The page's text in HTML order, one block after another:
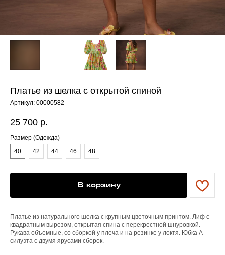
Платье из шелка с открытой спиной
Артикул: 00000582
25 700 р.
Размер (Одежда)
40
42 44 46 48
В корзину
Платье из натурального шелка с крупным цветочным принтом. Лиф с
квадратным вырезом, открытая спина с перекрестной шнуровкой.
Рукава объемные, со сборкой у плеча и на резинке у локтя. Юбка А-
силуэта с двумя ярусами сборок.
YAME
Контакты
ПОКУПАТЕЛЯМ
Служба поддержки
Договор оферты
Политика конфиденциальности